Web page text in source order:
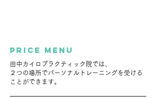
​price menu
田中カイロプラクティック院では、
​２つの場所でパーソナルトレーニングを受ける
ことができます。